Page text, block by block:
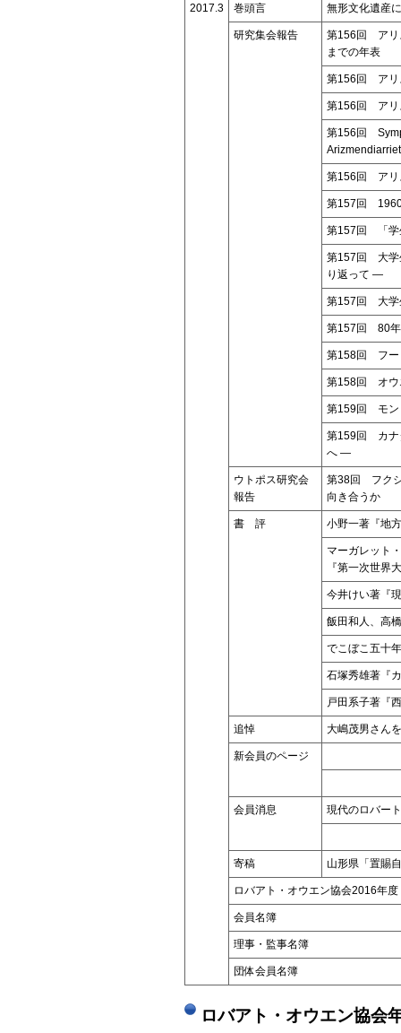
2017.3 巻頭言 無形文化遺産
研究集会報告
第156回 アリ
までの年表
第156回 アリ
第156回 アリ
第156回
第156回 アリ
第157回 1960
第157回 「学
第157回 大学
り返って ―
第157回 大学
第157回 80年
第158回 フー
第158回 オウ
第159回 モン
第159回 カナ
へ ―
ウトポス研究会
報告
第38回 フクシ
向き合うか
書 評 小野一著『地
マーガレット
『第一次世
今井けい著『
飯田和人、高
でこぼこ五十
石塚秀雄著『
戸田系子著『
追悼 大嶋茂男さん
新会員のページ
会員消息 現代のロバー
寄稿 山形県「置賜
ロバアト・オウエン協会2016年
会員名簿
理事・監事名簿
団体会員名簿
ロバアト・オウエン協